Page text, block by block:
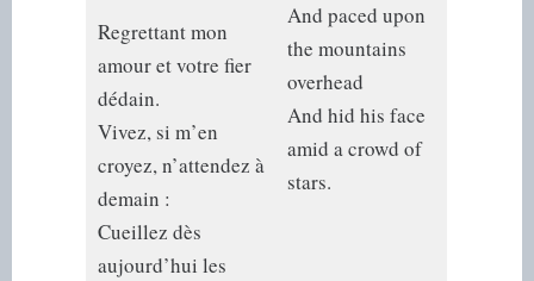
Regrettant mon
amour et votre fier
dédain.
Vivez, si m’en
croyez, n’attendez à
demain :
Cueillez dès
aujourd’hui les
And paced upon
the mountains
overhead
And hid his face
amid a crowd of
stars.